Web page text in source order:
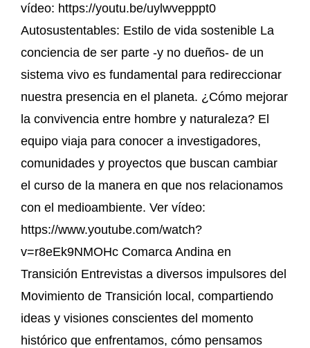
vídeo: https://youtu.be/uylwvepppt0
Autosustentables: Estilo de vida sostenible La
conciencia de ser parte -y no dueños- de un
sistema vivo es fundamental para redireccionar
nuestra presencia en el planeta. ¿Cómo mejorar
la convivencia entre hombre y naturaleza? El
equipo viaja para conocer a investigadores,
comunidades y proyectos que buscan cambiar
el curso de la manera en que nos relacionamos
con el medioambiente. Ver vídeo:
https://www.youtube.com/watch?
v=r8eEk9NMOHc Comarca Andina en
Transición Entrevistas a diversos impulsores del
Movimiento de Transición local, compartiendo
ideas y visiones conscientes del momento
histórico que enfrentamos, cómo pensamos